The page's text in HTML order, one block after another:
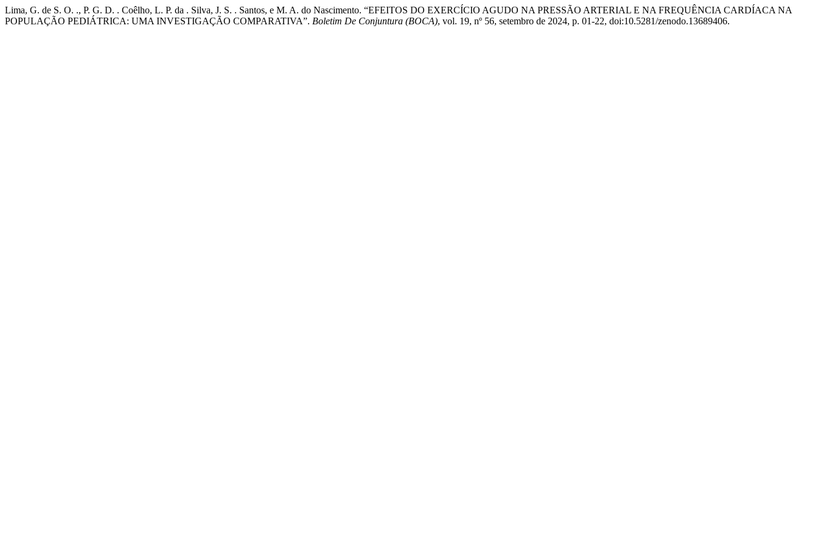
Lima, G. de S. O. ., P. G. D. . Coêlho, L. P. da . Silva, J. S. . Santos, e M. A. do Nascimento. “EFEITOS DO EXERCÍCIO AGUDO NA PRESSÃO ARTERIAL E NA FREQUÊNCIA CARDÍACA NA
POPULAÇÃO PEDIÁTRICA: UMA INVESTIGAÇÃO COMPARATIVA”. Boletim De Conjuntura (BOCA), vol. 19, nº 56, setembro de 2024, p. 01-22, doi:10.5281/zenodo.13689406.